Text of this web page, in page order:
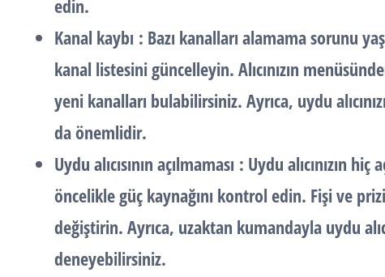
edin.
Kanal kaybı : Bazı kanalları alamama sorunu
kanal listesini güncelleyin. Alıcınızın
yeni kanalları bulabilirsiniz. Ayrıca, uydu
da önemlidir.
Uydu alıcısının açılmaması : Uydu alıcınızın
öncelikle güç kaynağını kontrol edin. Fişi ve
değiştirin. Ayrıca, uzaktan kumandayla uydu
deneyebilirsiniz.